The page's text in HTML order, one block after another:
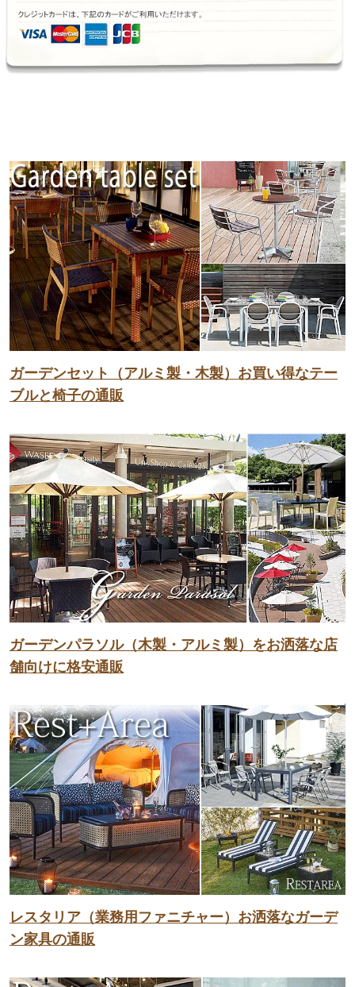
ガーデンセット（アルミ製・木製）お買い得なテー
ブルと椅子の通販
ガーデンパラソル（木製・アルミ製）をお洒落な店
舗向けに格安通販
レスタリア（業務用ファニチャー）お洒落なガーデ
ン家具の通販